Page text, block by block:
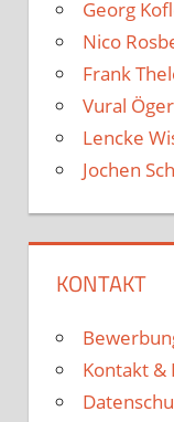
Georg
Nico
Frank
Vural
Lencke
Jochen
KONTAKT
Kontakt &